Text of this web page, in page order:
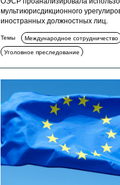
мультиюрисдикционного
иностранных должностных лиц.
Темы Международное сотрудничество
Уголовное преследование